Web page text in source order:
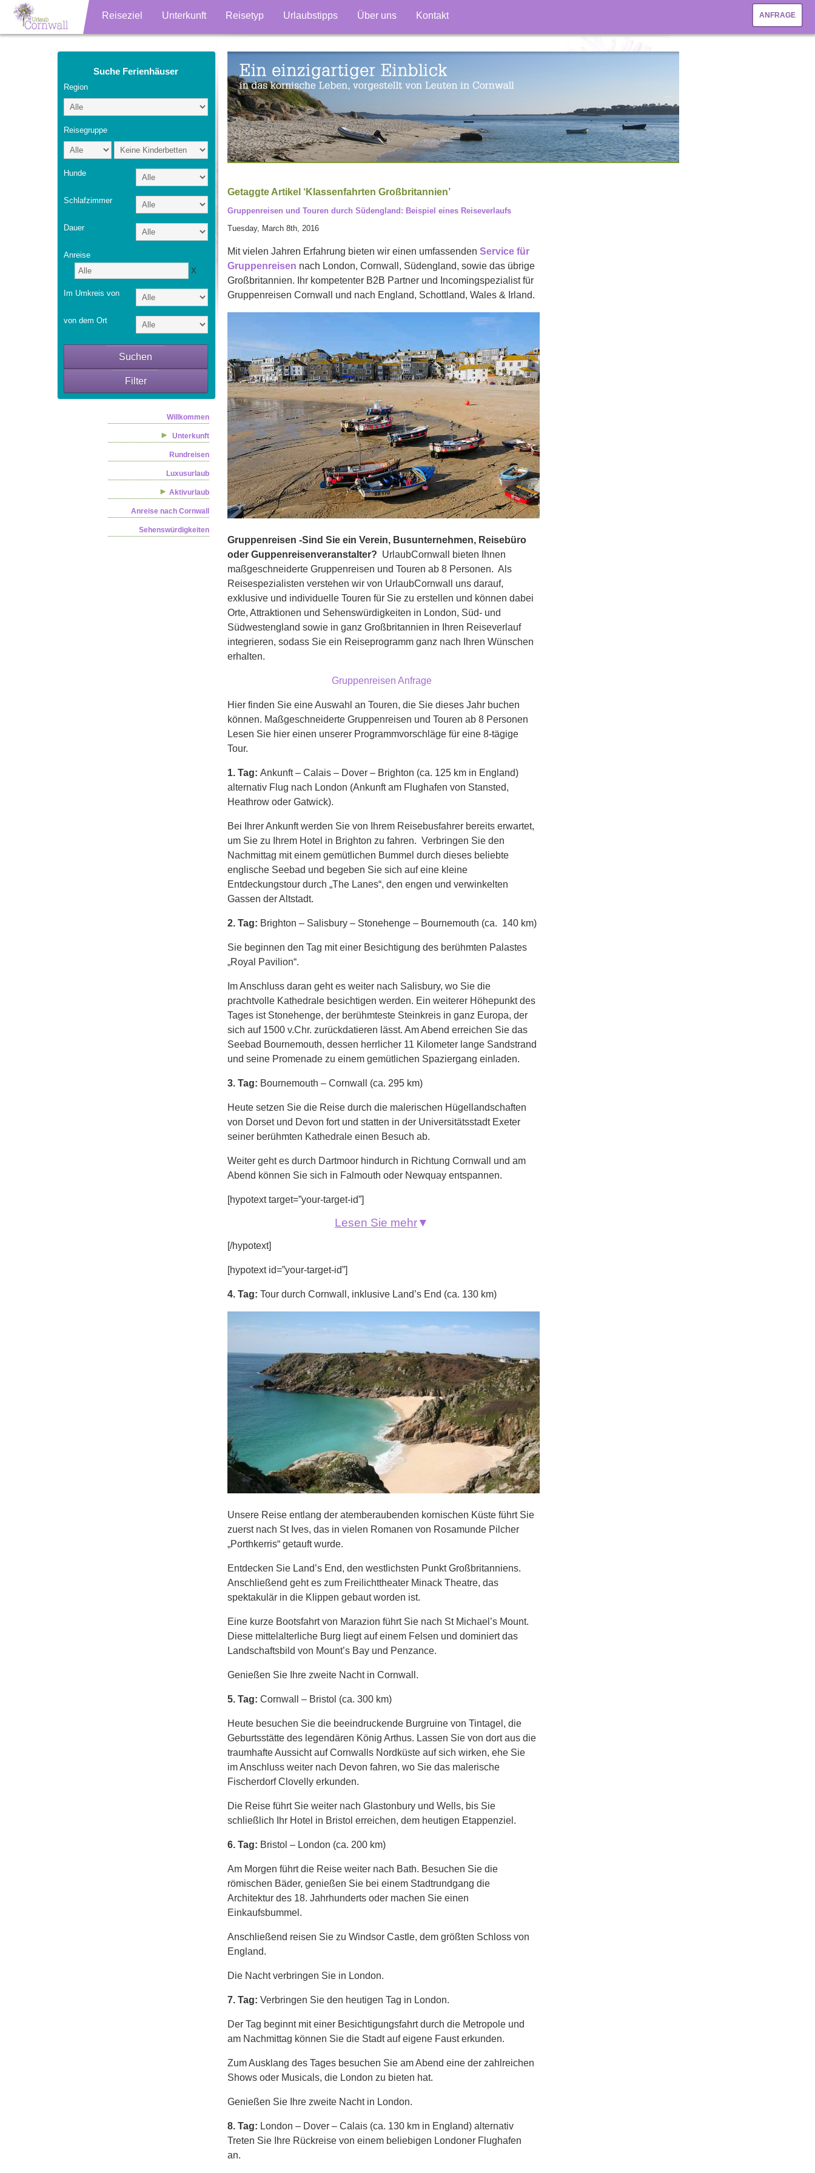
ANFRAGE
Reiseziel Unterkunft Reisetyp Urlaubstipps Über uns Kontakt
Suche Ferienhäuser
Region
Reisegruppe
Hunde
Schlafzimmer
Dauer
Anreise
X
Im Umkreis von
von dem Ort
Suchen
Filter
Willkommen
Unterkunft
Rundreisen
Luxusurlaub
Aktivurlaub
Anreise nach Cornwall
Sehenswürdigkeiten
Getaggte Artikel ‘Klassenfahrten Großbritannien’
Gruppenreisen und Touren durch Südengland: Beispiel eines Reiseverlaufs
Tuesday, March 8th, 2016
Mit vielen Jahren Erfahrung bieten wir einen umfassenden Service für
Gruppenreisen nach London, Cornwall, Südengland, sowie das übrige
Großbritannien. Ihr kompetenter B2B Partner und Incomingspezialist für
Gruppenreisen Cornwall und nach England, Schottland, Wales & Irland.
Gruppenreisen -Sind Sie ein Verein, Busunternehmen, Reisebüro
oder Guppenreisenveranstalter? UrlaubCornwall bieten Ihnen
maßgeschneiderte Gruppenreisen und Touren ab 8 Personen. Als
Reisespezialisten verstehen wir von UrlaubCornwall uns darauf,
exklusive und individuelle Touren für Sie zu erstellen und können dabei
Orte, Attraktionen und Sehenswürdigkeiten in London, Süd- und
Südwestengland sowie in ganz Großbritannien in Ihren Reiseverlauf
integrieren, sodass Sie ein Reiseprogramm ganz nach Ihren Wünschen
erhalten.
Gruppenreisen Anfrage
Hier finden Sie eine Auswahl an Touren, die Sie dieses Jahr buchen
können. Maßgeschneiderte Gruppenreisen und Touren ab 8 Personen
Lesen Sie hier einen unserer Programmvorschläge für eine 8-tägige
Tour.
1. Tag: Ankunft – Calais – Dover – Brighton (ca. 125 km in England)
alternativ Flug nach London (Ankunft am Flughafen von Stansted,
Heathrow oder Gatwick).
Bei Ihrer Ankunft werden Sie von Ihrem Reisebusfahrer bereits erwartet,
um Sie zu Ihrem Hotel in Brighton zu fahren. Verbringen Sie den
Nachmittag mit einem gemütlichen Bummel durch dieses beliebte
englische Seebad und begeben Sie sich auf eine kleine
Entdeckungstour durch „The Lanes“, den engen und verwinkelten
Gassen der Altstadt.
2. Tag: Brighton – Salisbury – Stonehenge – Bournemouth (ca. 140 km)
Sie beginnen den Tag mit einer Besichtigung des berühmten Palastes
„Royal Pavilion“.
Im Anschluss daran geht es weiter nach Salisbury, wo Sie die
prachtvolle Kathedrale besichtigen werden. Ein weiterer Höhepunkt des
Tages ist Stonehenge, der berühmteste Steinkreis in ganz Europa, der
sich auf 1500 v.Chr. zurückdatieren lässt. Am Abend erreichen Sie das
Seebad Bournemouth, dessen herrlicher 11 Kilometer lange Sandstrand
und seine Promenade zu einem gemütlichen Spaziergang einladen.
3. Tag: Bournemouth – Cornwall (ca. 295 km)
Heute setzen Sie die Reise durch die malerischen Hügellandschaften
von Dorset und Devon fort und statten in der Universitätsstadt Exeter
seiner berühmten Kathedrale einen Besuch ab.
Weiter geht es durch Dartmoor hindurch in Richtung Cornwall und am
Abend können Sie sich in Falmouth oder Newquay entspannen.
[hypotext target=”your-target-id”]
Lesen Sie mehr▼
[/hypotext]
[hypotext id=”your-target-id”]
4. Tag: Tour durch Cornwall, inklusive Land’s End (ca. 130 km)
Unsere Reise entlang der atemberaubenden kornischen Küste führt Sie
zuerst nach St Ives, das in vielen Romanen von Rosamunde Pilcher
„Porthkerris“ getauft wurde.
Entdecken Sie Land’s End, den westlichsten Punkt Großbritanniens.
Anschließend geht es zum Freilichttheater Minack Theatre, das
spektakulär in die Klippen gebaut worden ist.
Eine kurze Bootsfahrt von Marazion führt Sie nach St Michael’s Mount.
Diese mittelalterliche Burg liegt auf einem Felsen und dominiert das
Landschaftsbild von Mount’s Bay und Penzance.
Genießen Sie Ihre zweite Nacht in Cornwall.
5. Tag: Cornwall – Bristol (ca. 300 km)
Heute besuchen Sie die beeindruckende Burgruine von Tintagel, die
Geburtsstätte des legendären König Arthus. Lassen Sie von dort aus die
traumhafte Aussicht auf Cornwalls Nordküste auf sich wirken, ehe Sie
im Anschluss weiter nach Devon fahren, wo Sie das malerische
Fischerdorf Clovelly erkunden.
Die Reise führt Sie weiter nach Glastonbury und Wells, bis Sie
schließlich Ihr Hotel in Bristol erreichen, dem heutigen Etappenziel.
6. Tag: Bristol – London (ca. 200 km)
Am Morgen führt die Reise weiter nach Bath. Besuchen Sie die
römischen Bäder, genießen Sie bei einem Stadtrundgang die
Architektur des 18. Jahrhunderts oder machen Sie einen
Einkaufsbummel.
Anschließend reisen Sie zu Windsor Castle, dem größten Schloss von
England.
Die Nacht verbringen Sie in London.
7. Tag: Verbringen Sie den heutigen Tag in London.
Der Tag beginnt mit einer Besichtigungsfahrt durch die Metropole und
am Nachmittag können Sie die Stadt auf eigene Faust erkunden.
Zum Ausklang des Tages besuchen Sie am Abend eine der zahlreichen
Shows oder Musicals, die London zu bieten hat.
Genießen Sie Ihre zweite Nacht in London.
8. Tag: London – Dover – Calais (ca. 130 km in England) alternativ
Treten Sie Ihre Rückreise von einem beliebigen Londoner Flughafen
an.